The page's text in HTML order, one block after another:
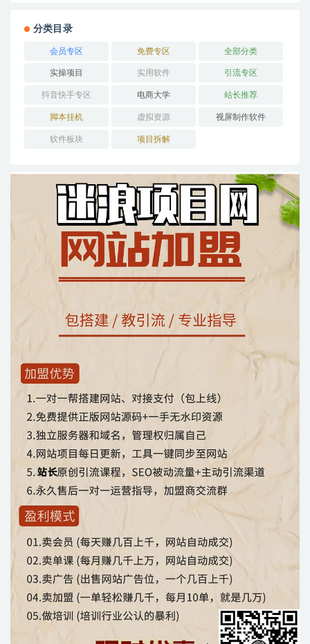
分类目录
会员专区 免费专区 全部分类
实操项目 实用软件 引流专区
抖音快手专区 电商大学 站长推荐
脚本挂机 虚拟资源 视屏制作软件
软件板块 项目拆解